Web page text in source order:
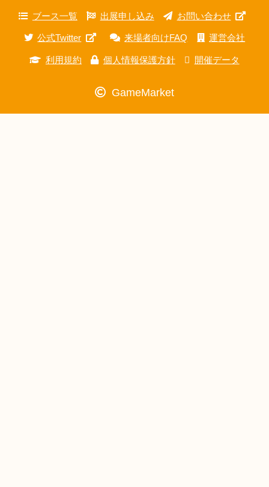
ブース一覧 出展申し込み お問い合わせ
公式Twitter 来場者向けFAQ 運営会社
利用規約 個人情報保護方針 開催データ
GameMarket